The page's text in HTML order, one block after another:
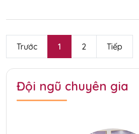
Trước 1 2 Tiếp
Đội ngũ chuyên gia